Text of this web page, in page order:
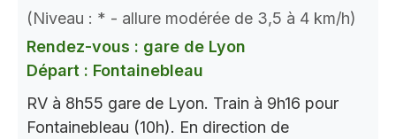
(Niveau : * - allure modérée de 3,5 à 4 km/h)
Rendez-vous : gare de Lyon
Départ : Fontainebleau
RV à 8h55 gare de Lyon. Train à 9h16 pour
Fontainebleau (10h). En direction de